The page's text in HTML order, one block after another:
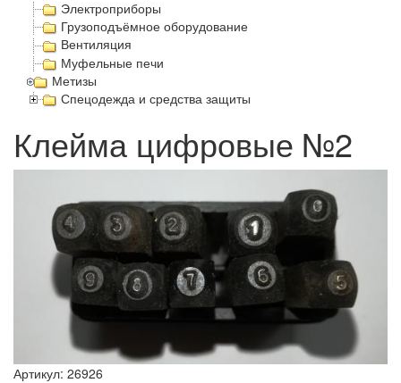
Электроприборы
Грузоподъёмное оборудование
Вентиляция
Муфельные печи
Метизы
Спецодежда и средства защиты
Клейма цифровые №2
Артикул: 26926